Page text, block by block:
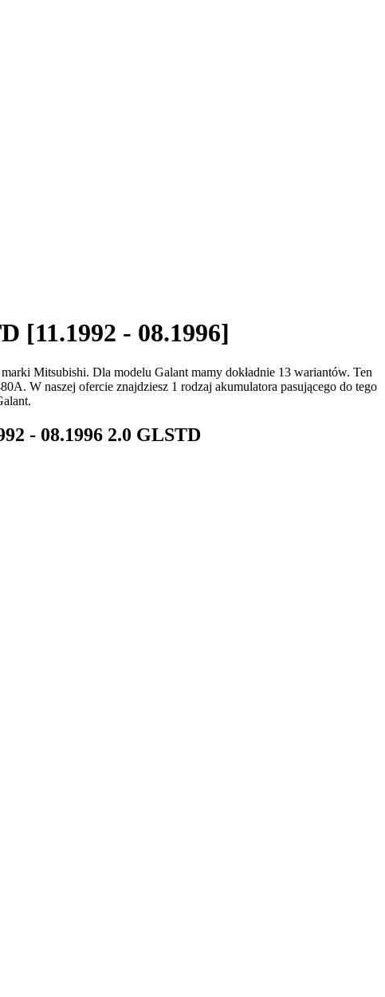
[11.1992 - 08.1996]
Mitsubishi. Dla modelu Galant mamy dokładnie 13 wariantów. Ten
W naszej ofercie znajdziesz 1 rodzaj akumulatora pasującego do tego
- 08.1996 2.0 GLSTD